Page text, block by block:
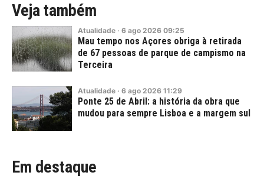
Veja também
Atualidade · 6 ago 2026 09:25
Mau tempo nos Açores obriga à retirada
de 67 pessoas de parque de campismo na
Terceira
Atualidade · 6 ago 2026 11:29
Ponte 25 de Abril: a história da obra que
mudou para sempre Lisboa e a margem sul
Em destaque